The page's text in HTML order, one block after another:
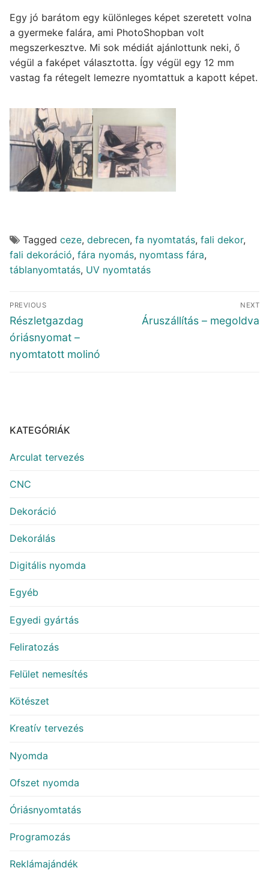
Egy jó barátom egy különleges képet szeretett volna
a gyermeke falára, ami PhotoShopban volt
megszerkesztve. Mi sok médiát ajánlottunk neki, ő
végül a faképet választotta. Így végül egy 12 mm
vastag fa rétegelt lemezre nyomtattuk a kapott képet.
Tagged ceze, debrecen, fa nyomtatás, fali dekor,
fali dekoráció, fára nyomás, nyomtass fára,
táblanyomtatás, UV nyomtatás
Bejegyzés
navigáció
PREVIOUS
Previous
post:
Részletgazdag
óriásnyomat –
nyomtatott molinó
NEXT
Next
Áruszállítás – megoldva
KATEGÓRIÁK
Arculat tervezés
CNC
Dekoráció
Dekorálás
Digitális nyomda
Egyéb
Egyedi gyártás
Feliratozás
Felület nemesítés
Kötészet
Kreatív tervezés
Nyomda
Ofszet nyomda
Óriásnyomtatás
Programozás
Reklámajándék